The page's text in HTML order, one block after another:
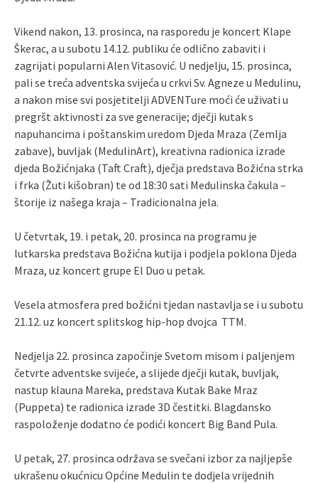
Vikend nakon, 13. prosinca, na rasporedu je koncert Klape
Škerac, a u subotu 14.12. publiku će odlično zabaviti i
zagrijati popularni Alen Vitasović. U nedjelju, 15. prosinca,
pali se treća adventska svijeća u crkvi Sv. Agneze u Medulinu,
a nakon mise svi posjetitelji ADVENTure moći će uživati u
pregršt aktivnosti za sve generacije; dječji kutak s
napuhancima i poštanskim uredom Djeda Mraza (Zemlja
zabave), buvljak (MedulinArt), kreativna radionica izrade
djeda Božićnjaka (Taft Craft), dječja predstava Božićna strka
i frka (Žuti kišobran) te od 18:30 sati Medulinska čakula –
štorije iz našega kraja – Tradicionalna jela.
U četvrtak, 19. i petak, 20. prosinca na programu je
lutkarska predstava Božićna kutija i podjela poklona Djeda
Mraza, uz koncert grupe El Duo u petak.
Vesela atmosfera pred božićni tjedan nastavlja se i u subotu
21.12. uz koncert splitskog hip-hop dvojca TTM.
Nedjelja 22. prosinca započinje Svetom misom i paljenjem
četvrte adventske svijeće, a slijede dječji kutak, buvljak,
nastup klauna Mareka, predstava Kutak Bake Mraz
(Puppeta) te radionica izrade 3D čestitki. Blagdansko
raspoloženje dodatno će podići koncert Big Band Pula.
U petak, 27. prosinca održava se svečani izbor za najljepše
ukrašenu okućnicu Općine Medulin te dodjela vrijednih